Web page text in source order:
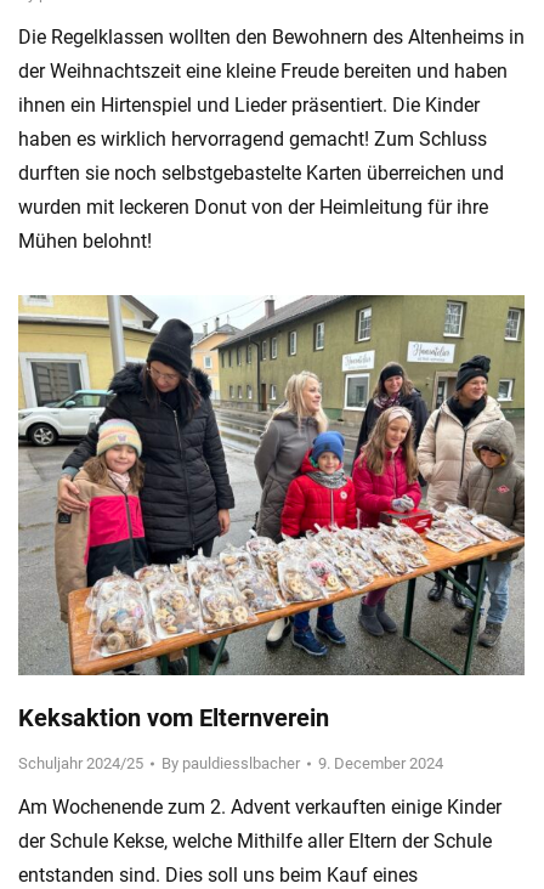
Die Regelklassen wollten den Bewohnern des Altenheims in
der Weihnachtszeit eine kleine Freude bereiten und haben
ihnen ein Hirtenspiel und Lieder präsentiert. Die Kinder
haben es wirklich hervorragend gemacht! Zum Schluss
durften sie noch selbstgebastelte Karten überreichen und
wurden mit leckeren Donut von der Heimleitung für ihre
Mühen belohnt!
Keksaktion vom Elternverein
Schuljahr 2024/25 By pauldiesslbacher 9. December 2024
Am Wochenende zum 2. Advent verkauften einige Kinder
der Schule Kekse, welche Mithilfe aller Eltern der Schule
entstanden sind. Dies soll uns beim Kauf eines